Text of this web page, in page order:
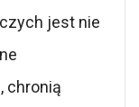
jest nie
chronią